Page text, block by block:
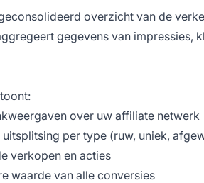
overzicht van de
gegevens van impressies,
over uw affiliate netwerk
per type (ruw, uniek,
verkopen en acties
waarde van alle conversies